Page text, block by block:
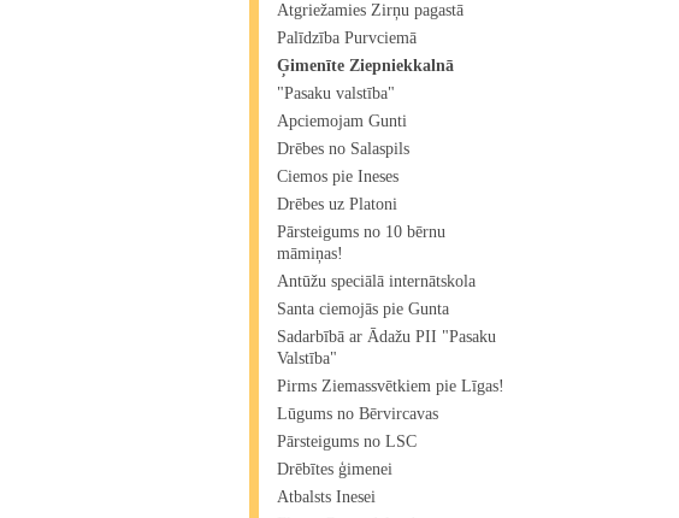
Atgriežamies Zirņu pagastā
Palīdzība Purvciemā
Ģimenīte Ziepniekkalnā
"Pasaku valstība"
Apciemojam Gunti
Drēbes no Salaspils
Ciemos pie Ineses
Drēbes uz Platoni
Pārsteigums no 10 bērnu
māmiņas!
Antūžu speciālā internātskola
Santa ciemojās pie Gunta
Sadarbībā ar Ādažu PII "Pasaku
Valstība"
Pirms Ziemassvētkiem pie Līgas!
Lūgums no Bērvircavas
Pārsteigums no LSC
Drēbītes ģimenei
Atbalsts Inesei